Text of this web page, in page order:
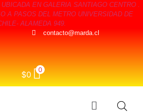
EN GALERIA SANTIAGO CENTRO .
A PASOS DEL METRO UNIVERSIDAD DE
ALAMEDA 949.
contacto@marda.cl
$0 0